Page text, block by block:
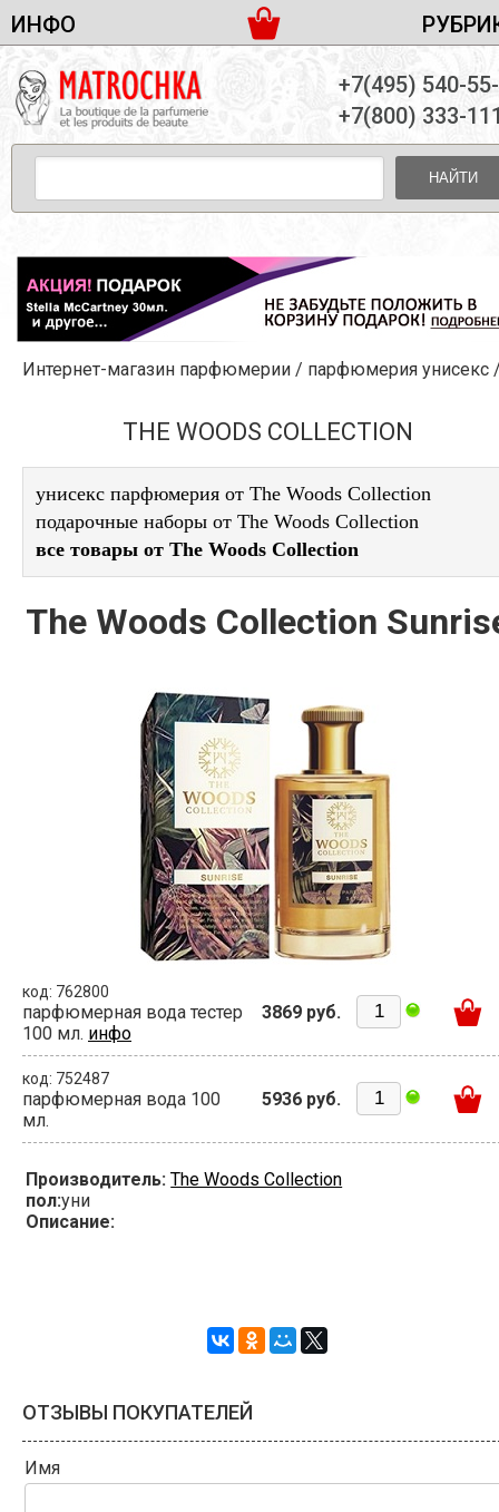
ИНФО
ДОСТАВКА И ОПЛАТА
ПАРТНЕРСТВО
КОНТАКТЫ
ЖЕНСКАЯ ПАРФЮМЕРИЯ
МУЖСКАЯ ПАРФЮМЕРИЯ
УНИСЕКС ПАРФЮМЕРИЯ
ЖЕНСКИЕ НАБОРЫ
МУЖСКИЕ НАБОРЫ
УНИСЕКС НАБОРЫ
УХОД ЗА ЛИЦОМ
УХОД ЗА ТЕЛОМ
ДЕКОРАТИВНАЯ КОСМЕТИКА
+7(495) 540-
+7(800) 333-
НАЙТИ
Интернет-магазин парфюмерии / парфюмерия унисекс
THE WOODS COLLECTION
унисекс парфюмерия от The Woods Collection
подарочные наборы от The Woods Collection
все товары от The Woods Collection
The Woods Collection
код: 762800
парфюмерная вода тестер
100 мл. инфо
3869 руб.
код: 752487
парфюмерная вода 100
мл.
5936 руб.
Производитель: The Woods Collection
пол:уни
Описание:
ОТЗЫВЫ ПОКУПАТЕЛЕЙ
Имя